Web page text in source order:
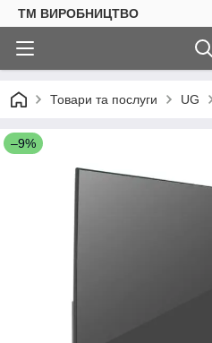
ТМ ВИРОБНИЦТВО
Товари та послуги UG
–9%